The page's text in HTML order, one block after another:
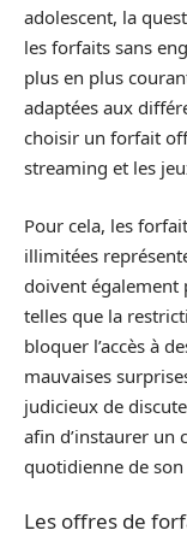
adolescent, la
les forfaits sans
plus en plus
adaptées aux
choisir un forfait
streaming et les
Pour cela, les
illimitées
doivent également
telles que la
bloquer l’accès à
mauvaises
judicieux de
afin d’instaurer un
quotidienne de
Les offres de